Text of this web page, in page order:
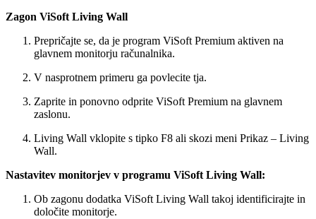
Zagon ViSoft Living Wall
Prepričajte se, da je program ViSoft Premium aktiven na
glavnem monitorju računalnika.
V nasprotnem primeru ga povlecite tja.
Zaprite in ponovno odprite ViSoft Premium na glavnem
zaslonu.
Living Wall vklopite s tipko F8 ali skozi meni Prikaz – Living
Wall.
Nastavitev monitorjev v programu ViSoft Living Wall:
Ob zagonu dodatka ViSoft Living Wall takoj identificirajte in
določite monitorje.